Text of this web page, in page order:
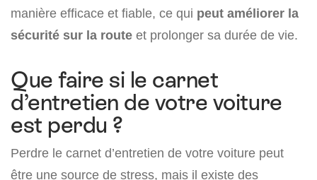
manière efficace et fiable, ce qui peut améliorer la
sécurité sur la route et prolonger sa durée de vie.
Que faire si le carnet
d’entretien de votre voiture
est perdu ?
Perdre le carnet d’entretien de votre voiture peut
être une source de stress, mais il existe des